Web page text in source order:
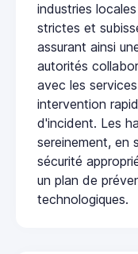
industries
strictes et
assurant ainsi
autorités
avec les
intervention
d'incident. Les
sereinement, en
sécurité
un plan de
technologiques.